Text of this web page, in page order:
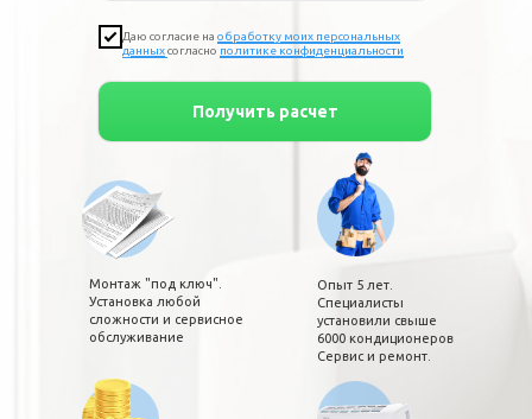
Даю согласие на обработку моих персональных
данныхсогласно политике конфиденциальности
Получить расчет
Монтаж "под ключ".
Установка любой
сложности и сервисное
обслуживание
Опыт 5 лет.
Специалисты
установили свыше
6000 кондиционеров
Сервис и ремонт.